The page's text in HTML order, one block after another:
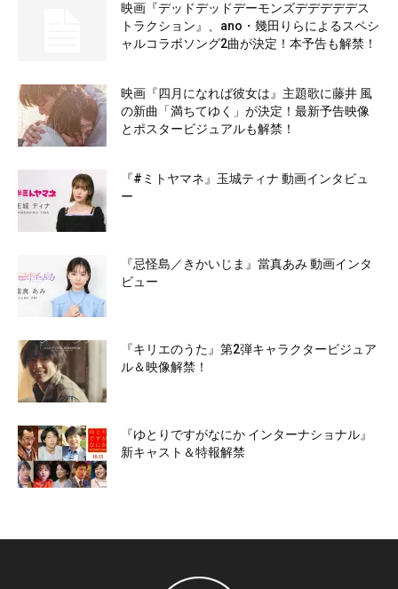
映画『デッドデッドデーモンズデデデデデス
トラクション』、ano・幾田りらによるスペシ
ャルコラボソング2曲が決定！本予告も解禁！
映画『四月になれば彼女は』主題歌に藤井 風
の新曲「満ちてゆく」が決定！最新予告映像
とポスタービジュアルも解禁！
『#ミトヤマネ』玉城ティナ 動画インタビュ
ー
『忌怪島／きかいじま』當真あみ 動画インタ
ビュー
『キリエのうた』第2弾キャラクタービジュア
ル＆映像解禁！
『ゆとりですがなにか インターナショナル』
新キャスト＆特報解禁